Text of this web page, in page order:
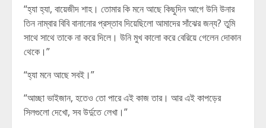
“হ্যা হ্যা, বায়েজীদ শাহ। তোমার কি মনে আছে কিছুদিন আগে উনি উনার
তিন নাম্বার বিবি বানানোর প্রস্তাব দিয়েছিলো আমাদের সাঁঝের জন্য? তুমি
সাথে সাথে তাকে না করে দিলে। উনি মুখ কালো করে বেরিয়ে গেলেন দোকান
থেকে।”
“হ্যা মনে আছে সবই।”
“আচ্ছা ভাইজান, হতেও তো পারে এই কাজ তার। আর এই কাপড়ের
সিলগুলো দেখো, সব উর্দুতে লেখা।”